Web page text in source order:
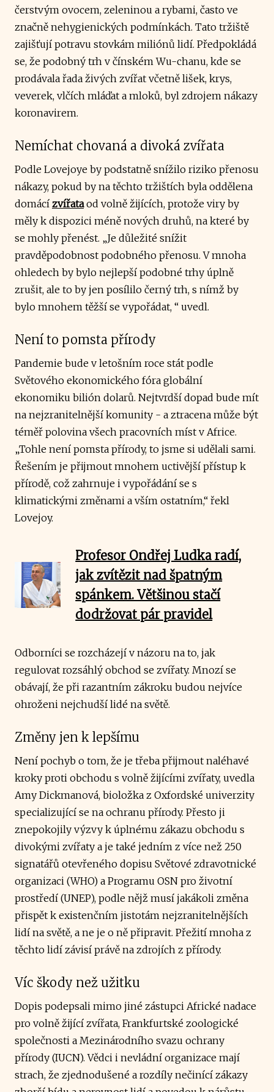
čerstvým ovocem, zeleninou a rybami, často ve
značně nehygienických podmínkách. Tato tržiště
zajišťují potravu stovkám miliónů lidí. Předpokládá
se, že podobný trh v čínském Wu-chanu, kde se
prodávala řada živých zvířat včetně lišek, krys,
veverek, vlčích mláďat a mloků, byl zdrojem nákazy
koronavirem.
Nemíchat chovaná a divoká zvířata
Podle Lovejoye by podstatně snížilo riziko přenosu
nákazy, pokud by na těchto tržištích byla oddělena
domácí zvířataod volně žijících, protože viry by
měly k dispozici méně nových druhů, na které by
se mohly přenést. „Je důležité snížit
pravděpodobnost podobného přenosu. V mnoha
ohledech by bylo nejlepší podobné trhy úplně
zrušit, ale to by jen posílilo černý trh, s nímž by
bylo mnohem těžší se vypořádat, “ uvedl.
Není to pomsta přírody
Pandemie bude v letošním roce stát podle
Světového ekonomického fóra globální
ekonomiku bilión dolarů. Nejtvrdší dopad bude mít
na nejzranitelnější komunity - a ztracena může být
téměř polovina všech pracovních míst v Africe.
„Tohle není pomsta přírody, to jsme si udělali sami.
Řešením je přijmout mnohem uctivější přístup k
přírodě, což zahrnuje i vypořádání se s
klimatickými změnami a vším ostatním,“ řekl
Lovejoy.
Profesor Ondřej Ludka radí,
jak zvítězit nad špatným
spánkem. Většinou stačí
dodržovat pár pravidel
Odborníci se rozcházejí v názoru na to, jak
regulovat rozsáhlý obchod se zvířaty. Mnozí se
obávají, že při razantním zákroku budou nejvíce
ohroženi nejchudší lidé na světě.
Změny jen k lepšímu
Není pochyb o tom, že je třeba přijmout naléhavé
kroky proti obchodu s volně žijícími zvířaty, uvedla
Amy Dickmanová, bioložka z Oxfordské univerzity
specializující se na ochranu přírody. Přesto ji
znepokojily výzvy k úplnému zákazu obchodu s
divokými zvířaty a je také jedním z více než 250
signatářů otevřeného dopisu Světové zdravotnické
organizaci (WHO) a Programu OSN pro životní
prostředí (UNEP), podle nějž musí jakákoli změna
přispět k existenčním jistotám nejzranitelnějších
lidí na světě, a ne je o ně připravit. Přežití mnoha z
těchto lidí závisí právě na zdrojích z přírody.
Víc škody než užitku
Dopis podepsali mimo jiné zástupci Africké nadace
pro volně žijící zvířata, Frankfurtské zoologické
společnosti a Mezinárodního svazu ochrany
přírody (IUCN). Vědci i nevládní organizace mají
strach, že zjednodušené a rozdíly nečinící zákazy